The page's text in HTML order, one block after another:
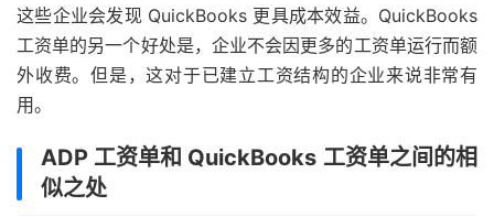
这些企业会发现 QuickBooks 更具成本效益。QuickBooks
工资单的另一个好处是，企业不会因更多的工资单运行而额
外收费。但是，这对于已建立工资结构的企业来说非常有
用。
ADP 工资单和 QuickBooks 工资单之间的相
似之处